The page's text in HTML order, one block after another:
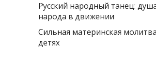
Русский народный танец:
народа в движении
Сильная материнская
детях